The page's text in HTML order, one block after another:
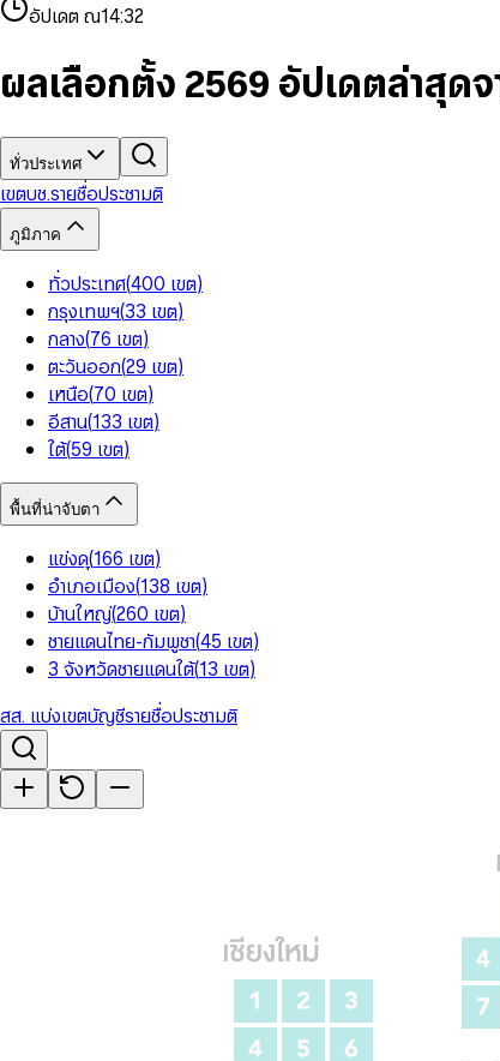
9 9
5
7
8
993
5
6
8
9
84
6
7
9
3
5
6
8
9
7
9
อัปเดต ณ14:32
ผลเลือกตั้ง 2569 อัปเดตล่าสุด
ทั่วประเทศ
เขตบช.รายชื่อประชามติ
ภูมิภาค
ทั่วประเทศ(400 เขต)
กรุงเทพฯ(33 เขต)
กลาง(76 เขต)
ตะวันออก(29 เขต)
เหนือ(70 เขต)
อีสาน(133 เขต)
ใต้(59 เขต)
พื้นที่น่าจับตา
แข่งดุ(166 เขต)
อำเภอเมือง(138 เขต)
บ้านใหญ่(260 เขต)
ชายแดนไทย-กัมพูชา(45 เขต)
3 จังหวัดชายแดนใต้(13 เขต)
สส. แบ่งเขตบัญชีรายชื่อประชามติ